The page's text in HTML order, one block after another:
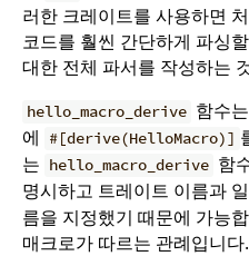
러한 크레이트를 사용하면
코드를 훨씬 간단하게 파싱
대한 전체 파서를 작성하는
hello_macro_derive 함수
에
#[derive(HelloMacro)]
는 hello_macro_derive 함
명시하고 트레이트 이름과
름을 지정했기 때문에 가능
매크로가 따르는 관례입니다.